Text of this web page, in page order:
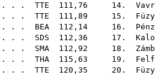
. . . TTE 111,76 14.
. . TTE 111,89 15.
. . . BEA 112,14 16.
. . . SDS 112,36 17.
. . . SMA 112,92 18.
. . . THA 115,63 19.
. . . TTE 120,35 20.